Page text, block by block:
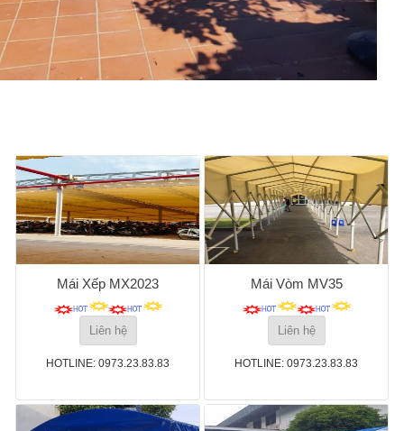
Mái Xếp MX2023
Liên hệ
HOTLINE: 0973.23.83.83
Mái Vòm MV35
Liên hệ
HOTLINE: 0973.23.83.83